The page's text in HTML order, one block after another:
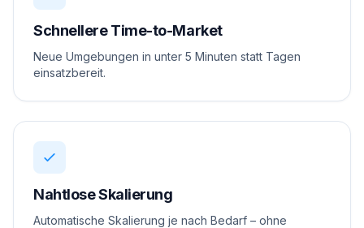
Schnellere Time-to-Market
Neue Umgebungen in unter 5 Minuten statt Tagen
einsatzbereit.
Nahtlose Skalierung
Automatische Skalierung je nach Bedarf – ohne